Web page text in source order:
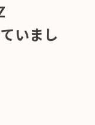
いまし